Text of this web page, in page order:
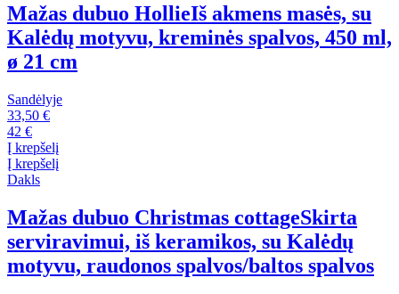
Mažas dubuo HollieIš akmens masės, su
Kalėdų motyvu, kreminės spalvos, 450 ml,
ø 21 cm
Sandėlyje
33,50 €
42 €
Į krepšelį
Į krepšelį
Dakls
Mažas dubuo Christmas cottageSkirta
serviravimui, iš keramikos, su Kalėdų
motyvu, raudonos spalvos/baltos spalvos